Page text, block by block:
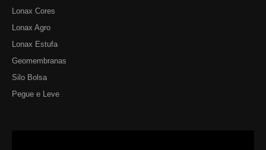
Lonax Cores
Lonax Agro
Lonax Estufa
Geomembranas
Silo Bolsa
Pegue e Leve